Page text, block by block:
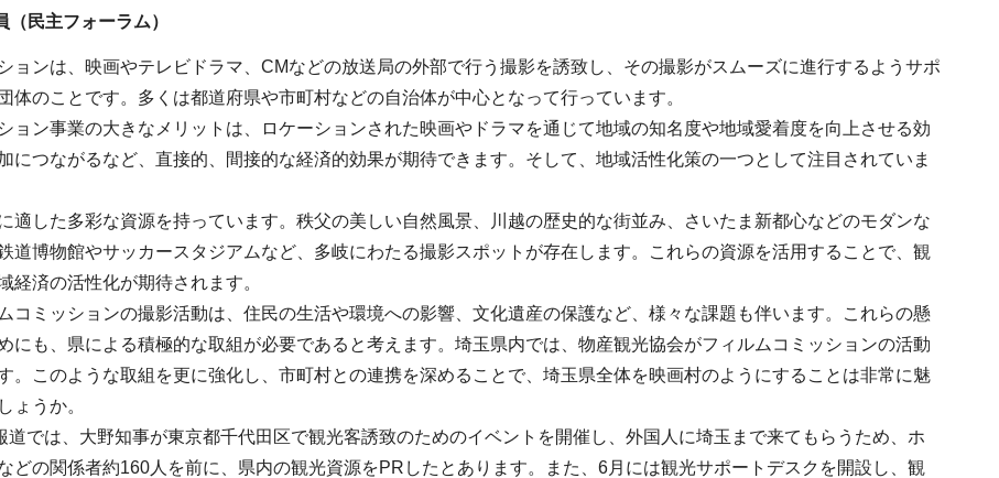
民主フォーラム）
ョンは、映画やテレビドラマ、CMなどの放送局の外部で行う撮影を誘致し、その撮影がスムーズに進行するようサポ
体のことです。多くは都道府県や市町村などの自治体が中心となって行っています。
ョン事業の大きなメリットは、ロケーションされた映画やドラマを通じて地域の知名度や地域愛着度を向上させる効
につながるなど、直接的、間接的な経済的効果が期待できます。そして、地域活性化策の一つとして注目されていま
適した多彩な資源を持っています。秩父の美しい自然風景、川越の歴史的な街並み、さいたま新都心などのモダンな
道博物館やサッカースタジアムなど、多岐にわたる撮影スポットが存在します。これらの資源を活用することで、観
経済の活性化が期待されます。
コミッションの撮影活動は、住民の生活や環境への影響、文化遺産の保護など、様々な課題も伴います。これらの懸
にも、県による積極的な取組が必要であると考えます。埼玉県内では、物産観光協会がフィルムコミッションの活動
。このような取組を更に強化し、市町村との連携を深めることで、埼玉県全体を映画村のようにすることは非常に魅
ょうか。
道では、大野知事が東京都千代田区で観光客誘致のためのイベントを開催し、外国人に埼玉まで来てもらうため、ホ
どの関係者約160人を前に、県内の観光資源をPRしたとあります。また、6月には観光サポートデスクを開設し、観